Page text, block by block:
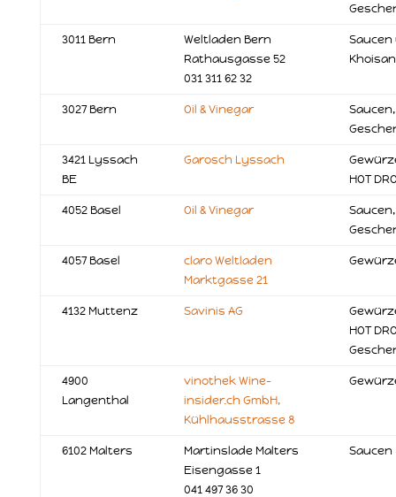
3011 Bern
Weltladen Bern
Rathausgasse 52
031 311 62 32
3027 Bern Oil & Vinegar
Saucen,
3421 Lyssach
BE
Garosch Lyssach
HOT
4052 Basel Oil & Vinegar
Saucen,
4057 Basel
claro Weltladen
Marktgasse 21
4132 Muttenz Savinis AG
HOT
4900
Langenthal
vinothek Wine-
insider.ch GmbH,
Kühlhausstrasse 8
6102 Malters
Martinslade Malters
Eisengasse 1
041 497 36 30
Saucen